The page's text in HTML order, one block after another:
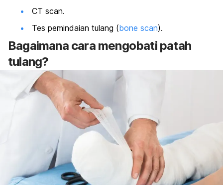
CT scan.
Tes pemindaian tulang (bone scan).
Bagaimana cara mengobati patah
tulang?